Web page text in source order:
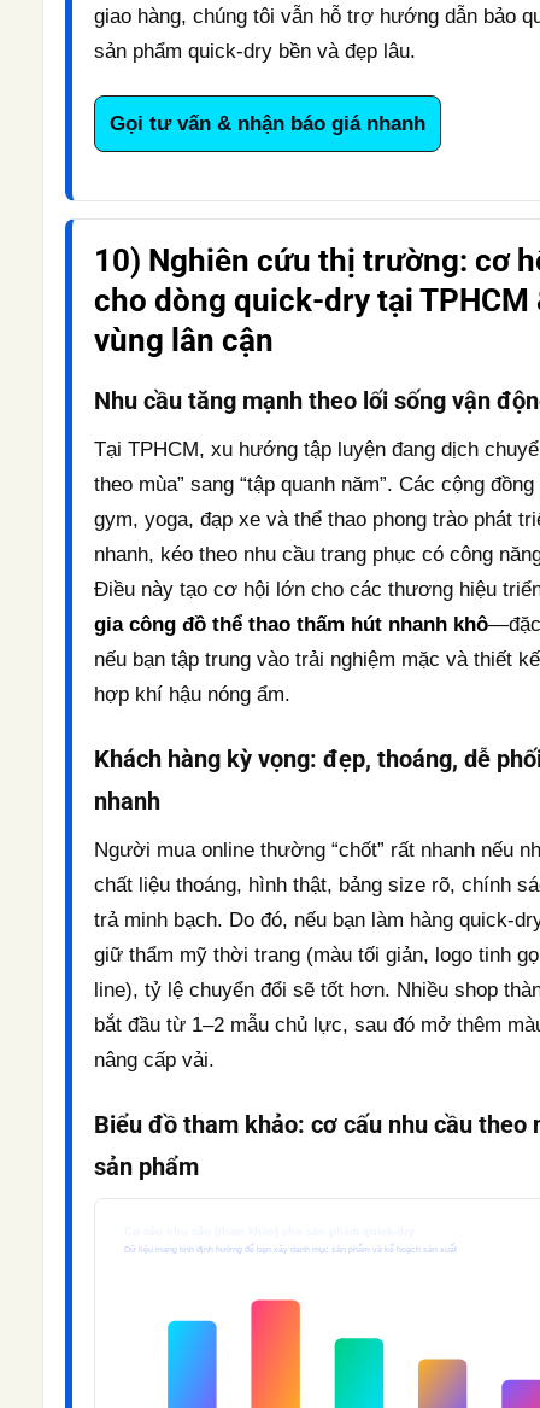
giao hàng, chúng tôi vẫn hỗ trợ hướng dẫn bảo
sản phẩm quick-dry bền và đẹp lâu.
Gọi tư vấn & nhận báo giá nhanh
10) Nghiên cứu thị trường: cơ
cho dòng quick-dry tại TPHCM
vùng lân cận
Nhu cầu tăng mạnh theo lối sống vận
Tại TPHCM, xu hướng tập luyện đang dịch
theo mùa” sang “tập quanh năm”. Các cộng
gym, yoga, đạp xe và thể thao phong trào phát
nhanh, kéo theo nhu cầu trang phục có công
Điều này tạo cơ hội lớn cho các thương hiệu
gia công đồ thể thao thấm hút nhanh khô
nếu bạn tập trung vào trải nghiệm mặc và thiết
hợp khí hậu nóng ẩm.
Khách hàng kỳ vọng: đẹp, thoáng, dễ
nhanh
Người mua online thường “chốt” rất nhanh nếu
chất liệu thoáng, hình thật, bảng size rõ, chính
trả minh bạch. Do đó, nếu bạn làm hàng quick-
giữ thẩm mỹ thời trang (màu tối giản, logo tinh
line), tỷ lệ chuyển đổi sẽ tốt hơn. Nhiều shop
bắt đầu từ 1–2 mẫu chủ lực, sau đó mở thêm
nâng cấp vải.
Biểu đồ tham khảo: cơ cấu nhu cầu theo
sản phẩm
Dữ liệu mang tính định hướng để bạn xây danh mục sản phẩm và kế hoạch sản xuất